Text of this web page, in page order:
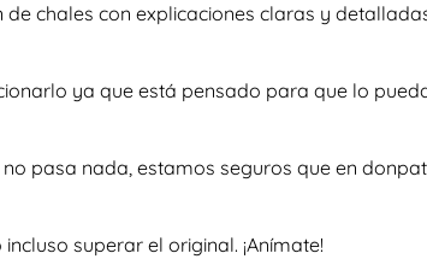
chales con explicaciones claras y
ya que está pensado para que lo
pasa nada, estamos seguros que en
superar el original. ¡Anímate!